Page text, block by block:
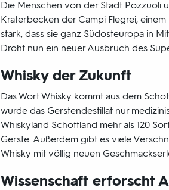
Die Menschen von der Stadt Pozzuoli
Kraterbecken der Campi Flegrei,
stark, dass sie ganz Südosteuropa in
Droht nun ein neuer Ausbruch des
Whisky der Zukunft
Das Wort Whisky kommt aus dem
wurde das Gerstendestillat nur
Whiskyland Schottland mehr als 120
Gerste. Außerdem gibt es viele
Whisky mit völlig neuen
Wissenschaft erforscht